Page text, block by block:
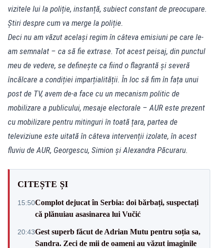
vizitele lui la poliție, instanță, subiect constant de preocupare.
Știri despre cum va merge la poliție.
Deci nu am văzut același regim în câteva emisiuni pe care le-
am semnalat – ca să fie extrase. Tot acest peisaj, din punctul
meu de vedere, se definește ca fiind o flagrantă și severă
încălcare a condiției imparțialității. În loc să fim în fața unui
post de TV, avem de-a face cu un mecanism politic de
mobilizare a publicului, mesaje electorale – AUR este prezent
cu mobilizare pentru mitinguri în toată țara, partea de
televiziune este uitată în câteva intervenții izolate, în acest
fluviu de AUR, Georgescu, Simion și Alexandra Păcuraru.
CITEȘTE ȘI
15:50Complot dejucat în Serbia: doi bărbați, suspectați
că plănuiau asasinarea lui Vučić
20:43Gest superb făcut de Adrian Mutu pentru soția sa,
Sandra. Zeci de mii de oameni au văzut imaginile